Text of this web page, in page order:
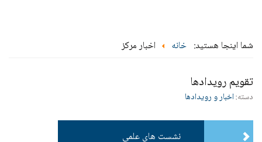
شما اینجا هستید: خانه اخبار مرکز
تقویم رویدادها
دسته:اخبار و رویدادها
نشست های علمی